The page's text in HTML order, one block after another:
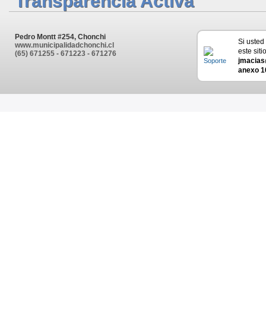
Pedro Montt #254, Chonchi
www.municipalidadchonchi.cl
(65) 671255 - 671223 - 671276
Si
este
anexo